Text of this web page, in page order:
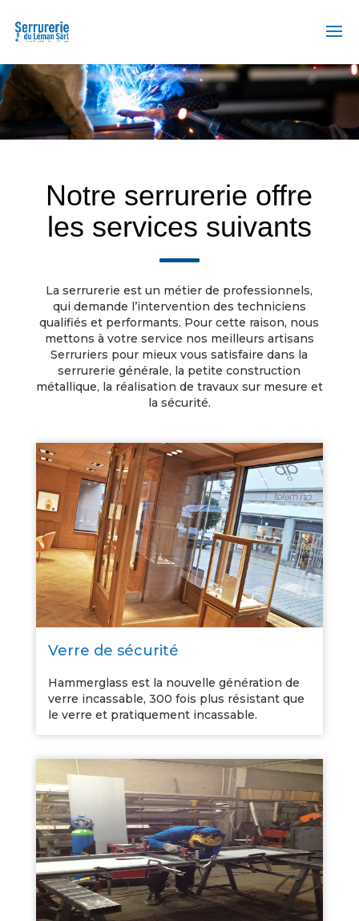
Notre serrurerie offre
les services suivants
La serrurerie est un métier de professionnels,
qui demande l’intervention des techniciens
qualifiés et performants. Pour cette raison, nous
mettons à votre service nos meilleurs artisans
Serruriers pour mieux vous satisfaire dans la
serrurerie générale, la petite construction
métallique, la réalisation de travaux sur mesure et
la sécurité.
Verre de sécurité
Hammerglass est la nouvelle génération de
verre incassable, 300 fois plus résistant que
le verre et pratiquement incassable.